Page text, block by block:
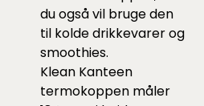
du også vil bruge den
til kolde drikkevarer og
smoothies.
Klean Kanteen
termokoppen måler